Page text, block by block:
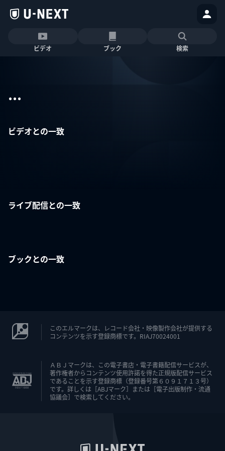
ビデオ ブック 検索
...
ビデオとの一致
ライブ配信との一致
ブックとの一致
このエルマークは、レコード会社・映像製作会社が提供する
コンテンツを示す登録商標です。RIAJ70024001
ＡＢＪマークは、この電子書店・電子書籍配信サービスが、
著作権者からコンテンツ使用許諾を得た正規版配信サービス
であることを示す登録商標（登録番号第６０９１７１３号）
です。詳しくは［ABJマーク］または［電子出版制作・流通
協議会］で検索してください。